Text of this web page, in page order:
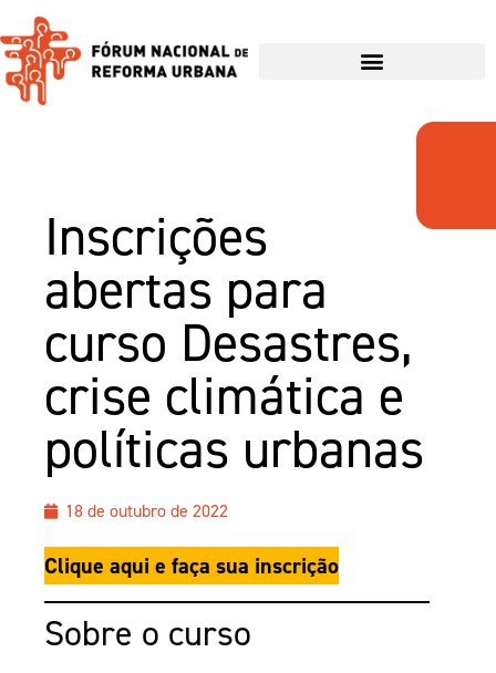
Inscrições
abertas para
curso Desastres,
crise climática e
políticas urbanas
18 de outubro de 2022
Clique aqui e faça sua inscrição
Sobre o curso